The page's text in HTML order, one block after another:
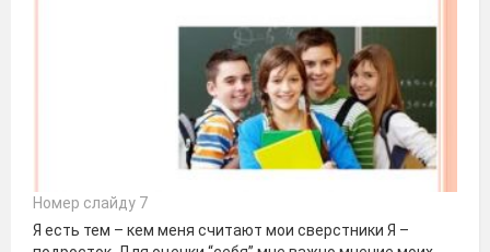
Номер слайду 7
Я есть тем – кем меня считают мои сверстники Я –